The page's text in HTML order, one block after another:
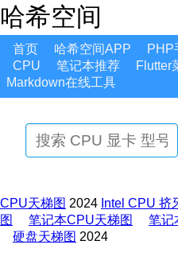
哈希空间
首页 哈希空间APP PHP
CPU
笔记本推荐 Flutter
Markdown在线工具
CPU天梯图 2024 Intel CPU 挤
图
笔记本CPU天梯图 笔记
硬盘天梯图 2024